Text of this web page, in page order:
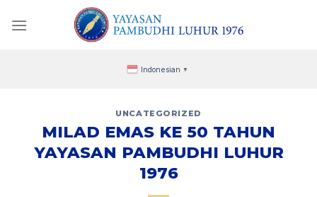
Indonesian ▼
UNCATEGORIZED
MILAD EMAS KE 50 TAHUN
YAYASAN PAMBUDHI LUHUR
1976